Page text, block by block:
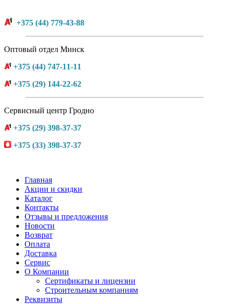
+375 (44) 779-43-88
Оптовый отдел Минск
+375 (44) 747-11-11
+375 (29) 144-22-62
Сервисный центр Гродно
+375 (29) 398-37-37
+375 (33) 398-37-37
Главная
Акции и скидки
Каталог
Контакты
Отзывы и предложения
Новости
Возврат
Оплата
Доставка
Сервис
О Компании
Сертификаты и лицензии
Строительным компаниям
Реквизиты